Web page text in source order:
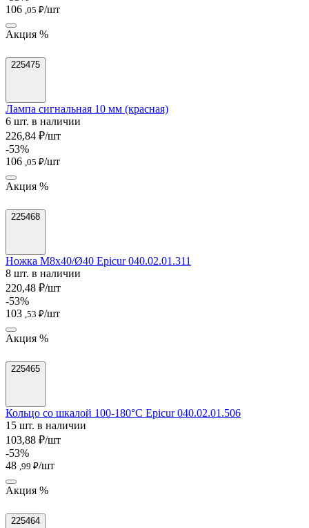
106 ,05 ₽/шт
Акция %
225475
Лампа сигнальная 10 мм (красная)
6 шт. в наличии
226,84 ₽/шт
-53%
106 ,05 ₽/шт
Акция %
225468
Ножка M8х40/Ø40 Epicur 040.02.01.311
8 шт. в наличии
220,48 ₽/шт
-53%
103 ,53 ₽/шт
Акция %
225465
Кольцо со шкалой 100-180°C Epicur 040.02.01.506
15 шт. в наличии
103,88 ₽/шт
-53%
48 ,99 ₽/шт
Акция %
225464